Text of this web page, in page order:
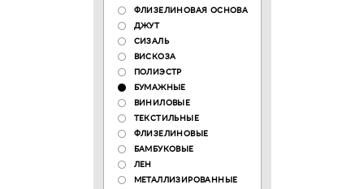
ФЛИЗЕЛИНОВАЯ ОСНОВА
ДЖУТ
СИЗАЛЬ
ВИСКОЗА
ПОЛИЭСТР
БУМАЖНЫЕ
ВИНИЛОВЫЕ
ТЕКСТИЛЬНЫЕ
ФЛИЗЕЛИНОВЫЕ
БАМБУКОВЫЕ
ЛЕН
МЕТАЛЛИЗИРОВАННЫЕ